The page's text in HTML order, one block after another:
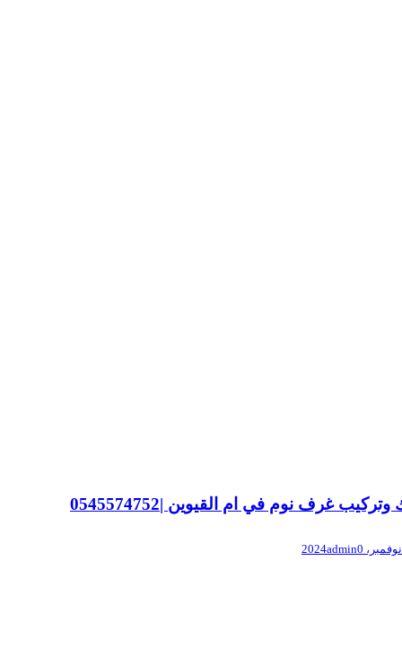
غرف نوم في ام القيوين |0545574752
admin0